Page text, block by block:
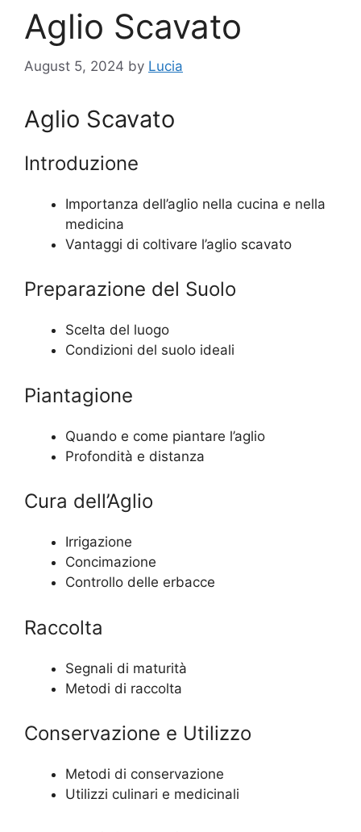
Aglio Scavato
August 5, 2024 by Lucia
Aglio Scavato
Introduzione
Importanza dell’aglio nella cucina e nella
medicina
Vantaggi di coltivare l’aglio scavato
Preparazione del Suolo
Scelta del luogo
Condizioni del suolo ideali
Piantagione
Quando e come piantare l’aglio
Profondità e distanza
Cura dell’Aglio
Irrigazione
Concimazione
Controllo delle erbacce
Raccolta
Segnali di maturità
Metodi di raccolta
Conservazione e Utilizzo
Metodi di conservazione
Utilizzi culinari e medicinali